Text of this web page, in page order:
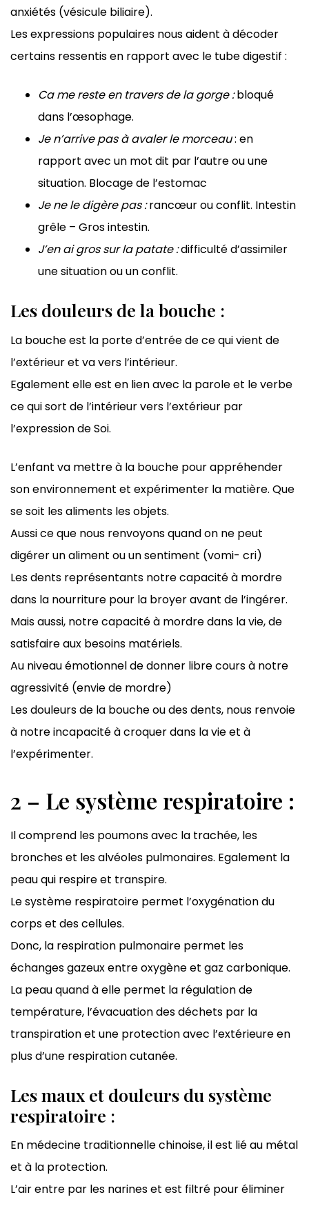
anxiétés (vésicule biliaire).
Les expressions populaires nous aident à décoder
certains ressentis en rapport avec le tube digestif :
Ca me reste en travers de la gorge :bloqué
dans l’œsophage.
Je n’arrive pas à avaler le morceau: en
rapport avec un mot dit par l’autre ou une
situation. Blocage de l’estomac
Je ne le digère pas :rancœur ou conflit. Intestin
grêle – Gros intestin.
J’en ai gros sur la patate :difficulté d’assimiler
une situation ou un conflit.
Les douleurs de la bouche :
La bouche est la porte d’entrée de ce qui vient de
l’extérieur et va vers l’intérieur.
Egalement elle est en lien avec la parole et le verbe
ce qui sort de l’intérieur vers l’extérieur par
l’expression de Soi.
L’enfant va mettre à la bouche pour appréhender
son environnement et expérimenter la matière. Que
se soit les aliments les objets.
Aussi ce que nous renvoyons quand on ne peut
digérer un aliment ou un sentiment (vomi- cri)
Les dents représentants notre capacité à mordre
dans la nourriture pour la broyer avant de l’ingérer.
Mais aussi, notre capacité à mordre dans la vie, de
satisfaire aux besoins matériels.
Au niveau émotionnel de donner libre cours à notre
agressivité (envie de mordre)
Les douleurs de la bouche ou des dents, nous renvoie
à notre incapacité à croquer dans la vie et à
l’expérimenter.
2 – Le système respiratoire :
Il comprend les poumons avec la trachée, les
bronches et les alvéoles pulmonaires. Egalement la
peau qui respire et transpire.
Le système respiratoire permet l’oxygénation du
corps et des cellules.
Donc, la respiration pulmonaire permet les
échanges gazeux entre oxygène et gaz carbonique.
La peau quand à elle permet la régulation de
température, l’évacuation des déchets par la
transpiration et une protection avec l’extérieure en
plus d’une respiration cutanée.
Les maux et douleurs du système
respiratoire :
En médecine traditionnelle chinoise, il est lié au métal
et à la protection.
L’air entre par les narines et est filtré pour éliminer